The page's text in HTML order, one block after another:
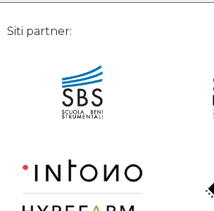
Siti partner: